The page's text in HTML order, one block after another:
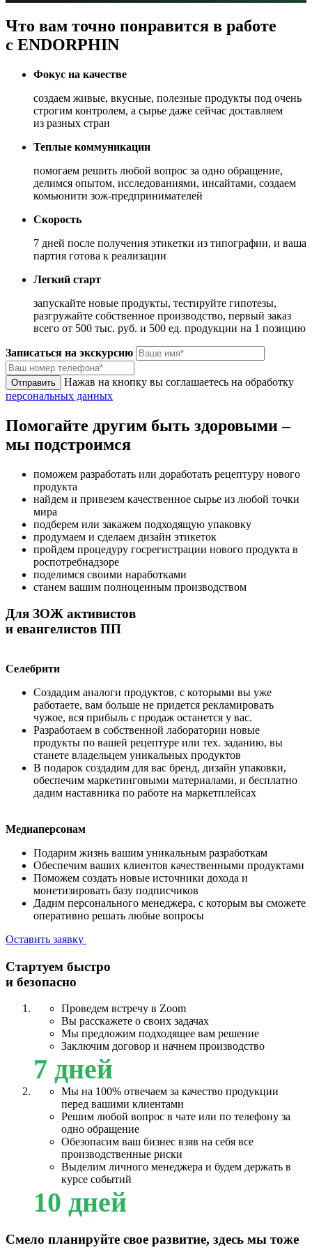
8 (800) 302-77-51
Что вам точно понравится в работе
с ENDORPHIN
Фокус на качестве
создаем живые, вкусные, полезные продукты под очень
строгим контролем, а сырье даже сейчас доставляем
из разных стран
Теплые коммуникации
помогаем решить любой вопрос за одно обращение,
делимся опытом, исследованиями, инсайтами, создаем
комьюнити зож-предпринимателей
Скорость
7 дней после получения этикетки из типографии, и ваша
партия готова к реализации
Легкий старт
запускайте новые продукты, тестируйте гипотезы,
разгружайте собственное производство, первый заказ
всего от 500 тыс. руб. и 500 ед. продукции на 1 позицию
Записаться на экскурсию
Нажав на кнопку вы соглашаетесь на обработку
персональных данных
Помогайте другим быть здоровыми –
мы подстроимся
поможем разработать или доработать рецептуру нового
продукта
найдем и привезем качественное сырье из любой точки
мира
подберем или закажем подходящую упаковку
продумаем и сделаем дизайн этикеток
пройдем процедуру госрегистрации нового продукта в
роспотребнадзоре
поделимся своими наработками
станем вашим полноценным производством
Для ЗОЖ активистов
и евангелистов ПП
Селебрити
Создадим аналоги продуктов, с которыми вы уже
работаете, вам больше не придется рекламировать
чужое, вся прибыль с продаж останется у вас.
Разработаем в собственной лаборатории новые
продукты по вашей рецептуре или тех. заданию, вы
станете владельцем уникальных продуктов
В подарок создадим для вас бренд, дизайн упаковки,
обеспечим маркетинговыми материалами, и бесплатно
дадим наставника по работе на маркетплейсах
Медиаперсонам
Подарим жизнь вашим уникальным разработкам
Обеспечим ваших клиентов качественными продуктами
Поможем создать новые источники дохода и
монетизировать базу подписчиков
Дадим персонального менеджера, с которым вы сможете
оперативно решать любые вопросы
Оставить заявку
Стартуем быстро
и безопасно
Проведем встречу в Zoom
Вы расскажете о своих задачах
Мы предложим подходящее вам решение
Заключим договор и начнем производство
7 дней
Мы на 100% отвечаем за качество продукции
перед вашими клиентами
Решим любой вопрос в чате или по телефону за
одно обращение
Обезопасим ваш бизнес взяв на себя все
производственные риски
Выделим личного менеджера и будем держать в
курсе событий
10 дней
Смело планируйте свое развитие, здесь мы тоже